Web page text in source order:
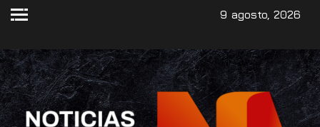
9 agosto, 2026